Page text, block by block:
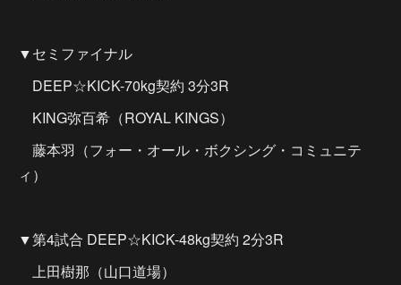
▼セミファイナル
DEEP☆KICK-70kg契約 3分3R
KING弥百希（ROYAL KINGS）
藤本羽（フォー・オール・ボクシング・コミュニテ
ィ）
▼第4試合 DEEP☆KICK-48kg契約 2分3R
上田樹那（山口道場）